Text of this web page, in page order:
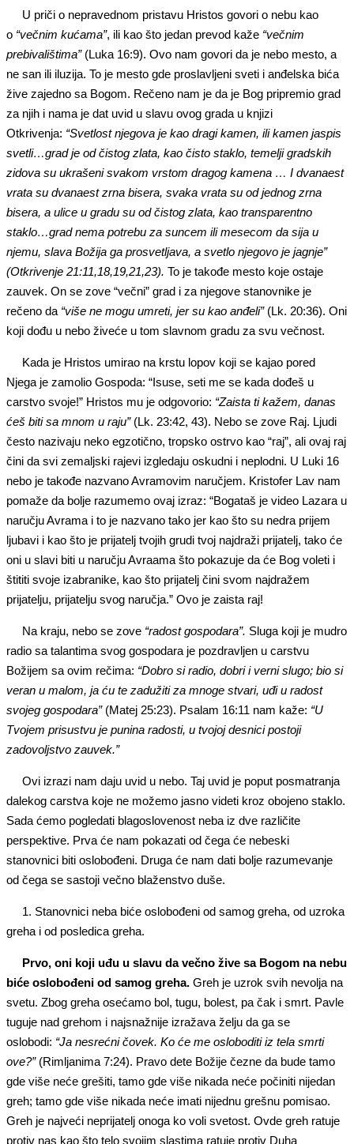
U priči o nepravednom pristavu Hristos govori o nebu kao
o “večnim kućama”, ili kao što jedan prevod kaže “večnim
prebivalištima”(Luka 16:9). Ovo nam govori da je nebo mesto, a
ne san ili iluzija. To je mesto gde proslavljeni sveti i anđelska bića
žive zajedno sa Bogom. Rečeno nam je da je Bog pripremio grad
za njih i nama je dat uvid u slavu ovog grada u knjizi
Otkrivenja: “Svetlost njegova je kao dragi kamen, ili kamen jaspis
svetli…grad je od čistog zlata, kao čisto staklo, temelji gradskih
zidova su ukrašeni svakom vrstom dragog kamena … I dvanaest
vrata su dvanaest zrna bisera, svaka vrata su od jednog zrna
bisera, a ulice u gradu su od čistog zlata, kao transparentno
staklo…grad nema potrebu za suncem ili mesecom da sija u
njemu, slava Božija ga prosvetljava, a svetlo njegovo je jagnje”
(Otkrivenje 21:11,18,19,21,23). To je takođe mesto koje ostaje
zauvek. On se zove “večni” grad i za njegove stanovnike je
rečeno da “više ne mogu umreti, jer su kao anđeli”(Lk. 20:36). Oni
koji dođu u nebo živeće u tom slavnom gradu za svu večnost.
Kada je Hristos umirao na krstu lopov koji se kajao pored
Njega je zamolio Gospoda: “Isuse, seti me se kada dođeš u
carstvo svoje!” Hristos mu je odgovorio: “Zaista ti kažem, danas
ćeš biti sa mnom u raju”(Lk. 23:42, 43). Nebo se zove Raj. Ljudi
često nazivaju neko egzotično, tropsko ostrvo kao “raj”, ali ovaj raj
čini da svi zemaljski rajevi izgledaju oskudni i neplodni. U Luki 16
nebo je takođe nazvano Avramovim naručjem. Kristofer Lav nam
pomaže da bolje razumemo ovaj izraz: “Bogataš je video Lazara u
naručju Avrama i to je nazvano tako jer kao što su nedra prijem
ljubavi i kao što je prijatelj tvojih grudi tvoj najdraži prijatelj, tako će
oni u slavi biti u naručju Avraama što pokazuje da će Bog voleti i
štititi svoje izabranike, kao što prijatelj čini svom najdražem
prijatelju, prijatelju svog naručja.” Ovo je zaista raj!
Na kraju, nebo se zove “radost gospodara”. Sluga koji je mudro
radio sa talantima svog gospodara je pozdravljen u carstvu
Božijem sa ovim rečima: “Dobro si radio, dobri i verni slugo; bio si
veran u malom, ja ću te zadužiti za mnoge stvari, uđi u radost
svojeg gospodara”(Matej 25:23). Psalam 16:11 nam kaže: “U
Tvojem prisustvu je punina radosti, u tvojoj desnici postoji
zadovoljstvo zauvek.”
Ovi izrazi nam daju uvid u nebo. Taj uvid je poput posmatranja
dalekog carstva koje ne možemo jasno videti kroz obojeno staklo.
Sada ćemo pogledati blagoslovenost neba iz dve različite
perspektive. Prva će nam pokazati od čega će nebeski
stanovnici biti oslobođeni. Druga će nam dati bolje razumevanje
od čega se sastoji večno blaženstvo duše.
1. Stanovnici neba biće oslobođeni od samog greha, od uzroka
greha i od posledica greha.
Prvo, oni koji uđu u slavu da večno žive sa Bogom na nebu
biće oslobođeni od samog greha. Greh je uzrok svih nevolja na
svetu. Zbog greha osećamo bol, tugu, bolest, pa čak i smrt. Pavle
tuguje nad grehom i najsnažnije izražava želju da ga se
oslobodi: “Ja nesrećni čovek. Ko će me osloboditi iz tela smrti
ove?”(Rimljanima 7:24). Pravo dete Božije čezne da bude tamo
gde više neće grešiti, tamo gde više nikada neće počiniti nijedan
greh; tamo gde više nikada neće imati nijednu grešnu pomisao.
Greh je najveći neprijatelj onoga ko voli svetost. Ovde greh ratuje
protiv nas kao što telo svojim slastima ratuje protiv Duha